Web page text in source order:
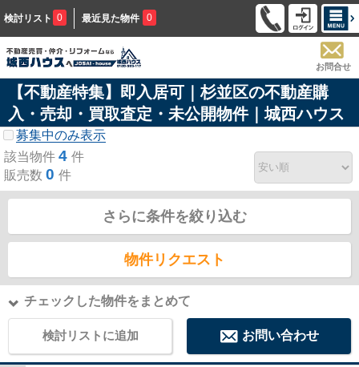
検討リスト 0 最近見た物件 0
お問合せ
【不動産特集】即入居可｜杉並区の不動産購
入・売却・買取査定・未公開物件｜城西ハウス
募集中のみ表示
該当物件 4 件
販売数 0 件
さらに条件を絞り込む
物件リクエスト
チェックした物件をまとめて
検討リストに追加 お問い合わせ